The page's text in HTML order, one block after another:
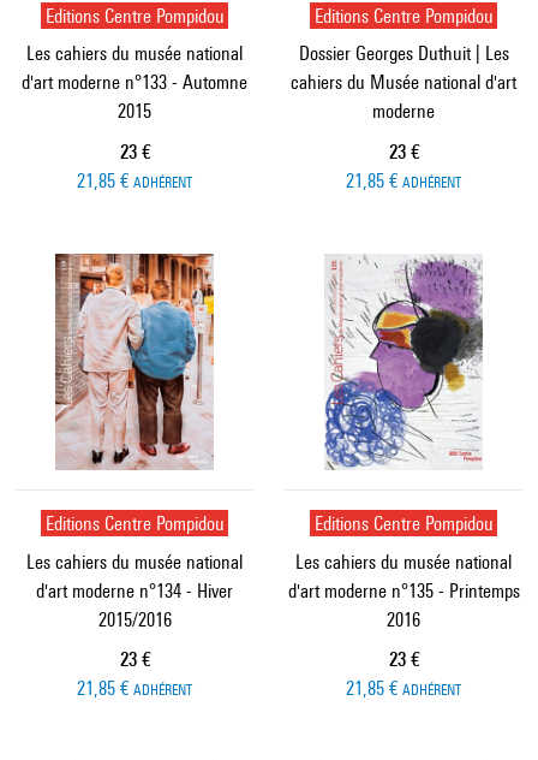
Editions Centre Pompidou
Les cahiers du musée national
d'art moderne n°133 - Automne
2015
Prix ​​actuel
23 €
21,85 € ADHÉRENT
Editions Centre Pompidou
Dossier Georges Duthuit | Les
cahiers du Musée national d'art
moderne
Prix ​​actuel
23 €
21,85 € ADHÉRENT
Editions Centre Pompidou
Les cahiers du musée national
d'art moderne n°134 - Hiver
2015/2016
Prix ​​actuel
23 €
21,85 € ADHÉRENT
Editions Centre Pompidou
Les cahiers du musée national
d'art moderne n°135 - Printemps
2016
Prix ​​actuel
23 €
21,85 € ADHÉRENT